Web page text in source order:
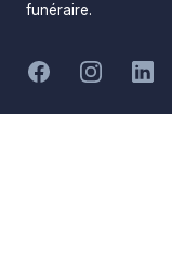
funéraire.
FacebookInstagram